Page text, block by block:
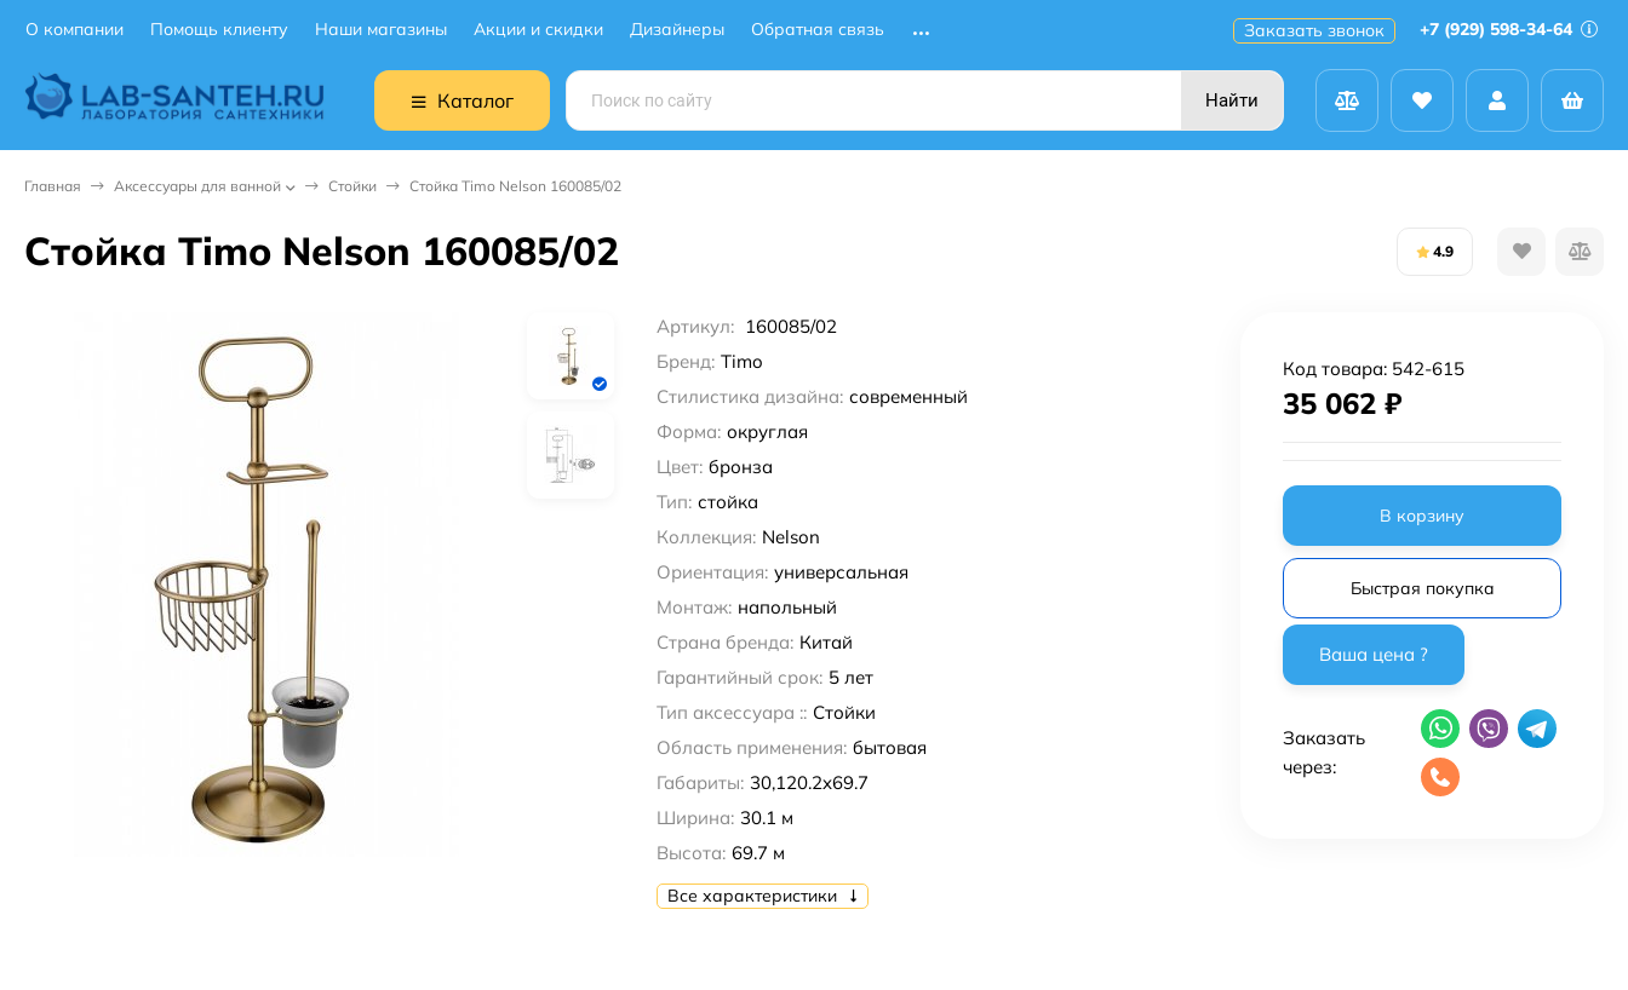
О компании Помощь клиенту Наши магазины Акции и скидки Дизайнеры Обратная связь Заказать звонок +7 (929) 598-34-64
Каталог Найти
Главная Аксессуары для ванной Стойки Стойка Timo Nelson 160085/02
Стойка Timo Nelson 160085/02 4.9
Артикул: 160085/02
Бренд: Timo
Стилистика дизайна: современный
Форма: округлая
Цвет: бронза
Тип: стойка
Коллекция: Nelson
Ориентация: универсальная
Монтаж: напольный
Страна бренда: Китай
Гарантийный срок: 5 лет
Тип аксессуара :: Стойки
Область применения: бытовая
Габариты: 30,120.2x69.7
Ширина: 30.1 м
Высота: 69.7 м
Все характеристики
Код товара: 542-615
35 062 ₽
В корзину
Быстрая покупка
Заказать
через: